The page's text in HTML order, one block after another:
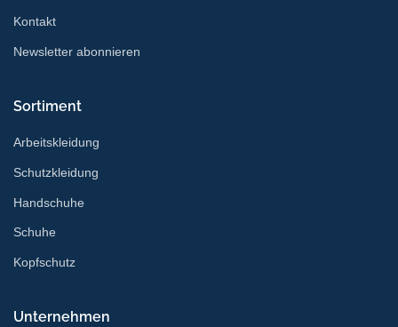
Kontakt
Newsletter abonnieren
Sortiment
Arbeitskleidung
Schutzkleidung
Handschuhe
Schuhe
Kopfschutz
Unternehmen